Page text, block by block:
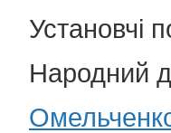
Установчі
Народний